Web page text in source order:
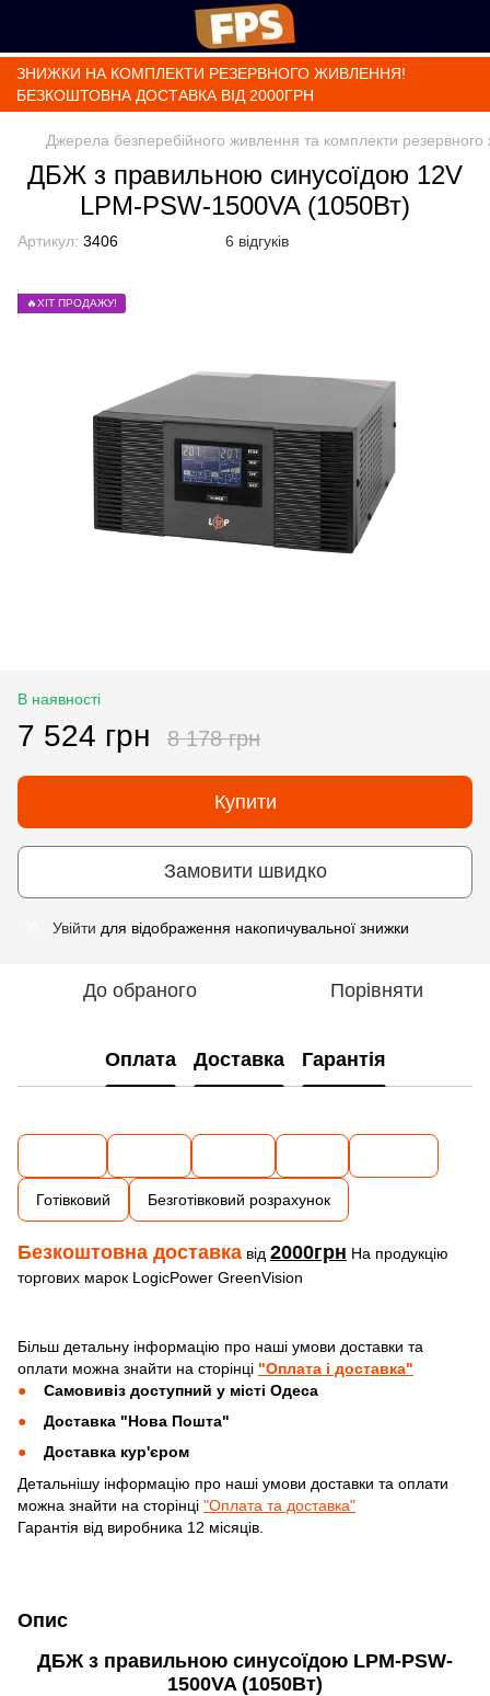
ЗНИЖКИ НА КОМПЛЕКТИ РЕЗЕРВНОГО ЖИВЛЕННЯ!
БЕЗКОШТОВНА ДОСТАВКА ВІД 2000ГРН
Джерела безперебійного живлення та комплекти
ДБЖ з правильною синусоїдою 12V
LPM-PSW-1500VA (1050Вт)
Артикул: 3406 6 відгуків
🔥ХІТ ПРОДАЖУ!
В наявності
7 524 грн 8 178 грн
Купити
Замовити швидко
Увійти для відображення накопичувальної знижки
До обраного Порівняти
Опис
ДБЖ з правильною синусоїдою LPM-PSW-
1500VA (1050Вт)
Оплата Доставка Гарантія
Готівковий Безготівковий розрахунок
Безкоштовна доставка від 2000грн На продукцію
торгових марок LogicPower GreenVision
Більш детальну інформацію про наші умови доставки та
оплати можна знайти на сторінці "Оплата і доставка"
Самовивіз доступний у місті Одеса
Доставка "Нова Пошта"
Доставка кур'єром
Детальнішу інформацію про наші умови доставки та оплати
можна знайти на сторінці "Оплата та доставка"
Гарантія від виробника 12 місяців.